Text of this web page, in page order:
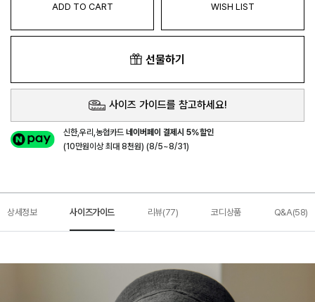
ADD TO CART WISH LIST
선물하기
사이즈 가이드를 참고하세요!
신한,우리,농협카드네이버페이 결제시 5%할인
(10만원이상 최대 8천원) (8/5~8/31)
상세정보 사이즈가이드 리뷰(77) 코디상품 Q&A(58)